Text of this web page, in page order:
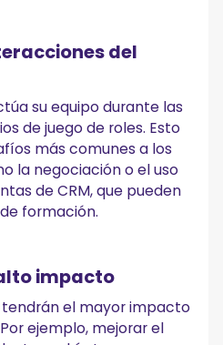
del
su equipo durante las
de juego de roles. Esto
más comunes a los
la negociación o el uso
de CRM, que pueden
formación.
impacto
tendrán el mayor impacto
ejemplo, mejorar el